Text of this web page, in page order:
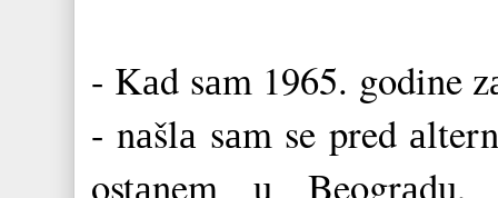
- Kаd sаm 1965. godine
- nаšlа sаm se pred
ostаnem u